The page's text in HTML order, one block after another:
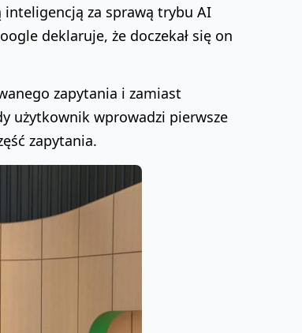
inteligencją za sprawą trybu AI
deklaruje, że doczekał się on
zapytania i zamiast
użytkownik wprowadzi pierwsze
zapytania.